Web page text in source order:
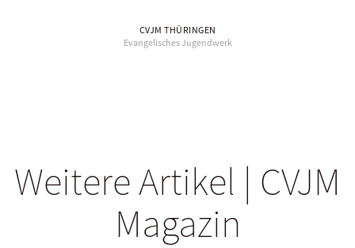
CVJM THÜRINGEN
Evangelisches Jugendwerk
Weitere Artikel | CVJM
Magazin